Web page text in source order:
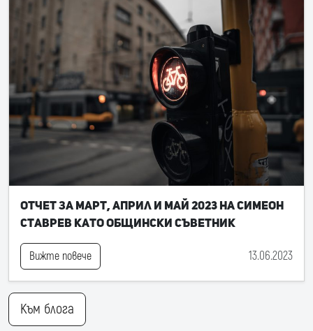
Отчет за март, април и май 2023 на Симеон
Ставрев като общински съветник
Вижте повече 13.06.2023
Към блога